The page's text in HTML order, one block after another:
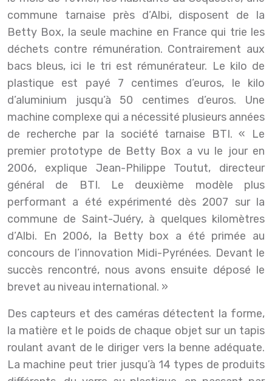
commune tarnaise près d’Albi, disposent de la
Betty Box, la seule machine en France qui trie les
déchets contre rémunération. Contrairement aux
bacs bleus, ici le tri est rémunérateur. Le kilo de
plastique est payé 7 centimes d’euros, le kilo
d’aluminium jusqu’à 50 centimes d’euros. Une
machine complexe qui a nécessité plusieurs années
de recherche par la société tarnaise BTI. « Le
premier prototype de Betty Box a vu le jour en
2006, explique Jean-Philippe Toutut, directeur
général de BTI. Le deuxième modèle plus
performant a été expérimenté dès 2007 sur la
commune de Saint-Juéry, à quelques kilomètres
d’Albi. En 2006, la Betty box a été primée au
concours de l’innovation Midi-Pyrénées. Devant le
succès rencontré, nous avons ensuite déposé le
brevet au niveau international. »
Des capteurs et des caméras détectent la forme,
la matière et le poids de chaque objet sur un tapis
roulant avant de le diriger vers la benne adéquate.
La machine peut trier jusqu’à 14 types de produits